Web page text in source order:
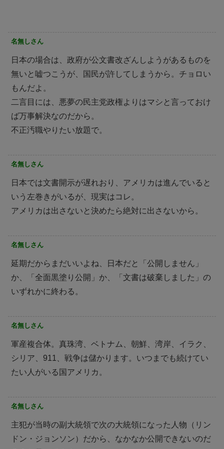
名無しさん
日本の場合は、政府が公文書改ざんしようがあるものを
無いと嘘つこうが、国民が許してしまうから。チョロい
もんだよ。
二言目には、悪夢の民主党政権よりはマシと言っておけ
ば万事解決なのだから。
不正汚職やりたい放題で。
名無しさん
日本では文書開示が遅れおり、アメリカは進んでいると
いう左巻きがいるが、現実はコレ。
アメリカは出さないと決めたら絶対に出さないから。
名無しさん
延期だからまだいいよね、日本だと「公開しません」
か、「全面黒塗り公開」か、「文書は破棄しました」の
いずれかに終わる。
名無しさん
軍産複合体。真珠湾、ベトナム、朝鮮、湾岸、イラク、
シリア、911、戦争は儲かります。いつまでも続けてい
たい人がいる国アメリカ。
名無しさん
主犯が当時の副大統領で次の大統領になった人物（リン
ドン・ジョンソン）だから、なかなか公開できないのだ